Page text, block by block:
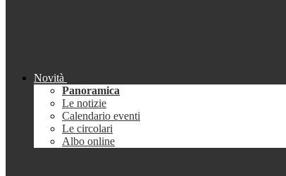
Novità
Panoramica
Le notizie
Calendario eventi
Le circolari
Albo online